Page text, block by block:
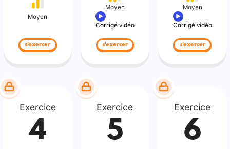
Moyen
s'exercer
Moyen
Corrigé vidéo
s'exercer
Moyen
Corrigé vidéo
s'exercer
Exercice
4
Exercice
5
Exercice
6